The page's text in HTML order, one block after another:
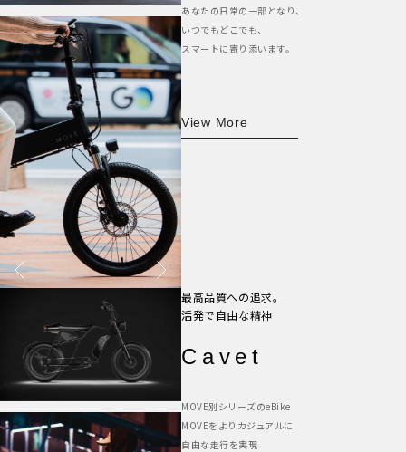
あなたの日常の一部となり、
いつでもどこでも、
スマートに寄り添います。
View More
最高品質への追求。
活発で自由な精神
Cavet
MOVE別シリーズのeBike
MOVEをよりカジュアルに
自由な走行を実現